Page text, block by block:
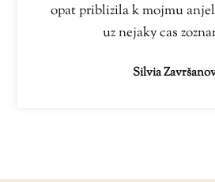
opat priblizila k mojmu
uz nejaky cas
Silvia